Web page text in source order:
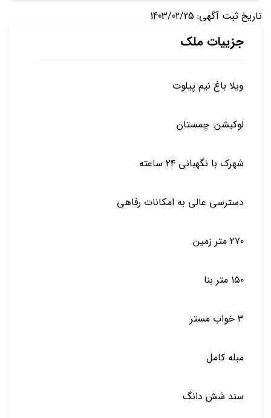
تاریخ ثبت آگهی: 1403/02/25
جزییات ملک
ویلا باغ نیم پیلوت
لوکیشن: چمستان
شهرک با نگهبانی ۲۴ ساعته
دسترسی عالی به امکانات رفاهی
۲۷۰ متر زمین
۱۵۰ متر بنا
۳ خواب مستر
مبله کامل
سند شش دانگ